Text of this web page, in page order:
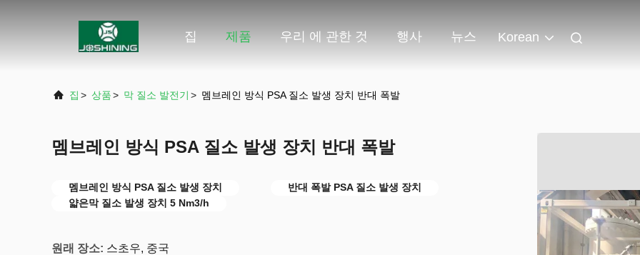
집 제품 우리 에 관한 것 행사 뉴스 Korean
집 > 상품> 막 질소 발전기 > 멤브레인 방식 PSA 질소 발생 장치 반대 폭발
멤브레인 방식 PSA 질소 발생 장치 반대 폭발
멤브레인 방식 PSA 질소 발생 장치
반대 폭발 PSA 질소 발생 장치
얇은막 질소 발생 장치 5 Nm3/h
원래 장소: 스초우, 중국